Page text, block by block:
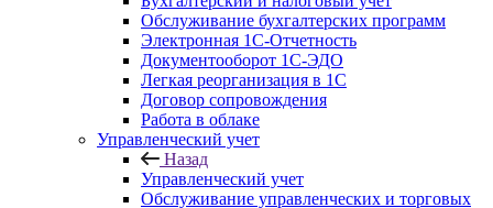
Обслуживание бухгалтерских программ
Электронная 1С-Отчетность
Документооборот 1С-ЭДО
Легкая реорганизация в 1С
Договор сопровождения
Работа в облаке
Управленческий учет
Назад
Управленческий учет
Обслуживание управленческих и торговых